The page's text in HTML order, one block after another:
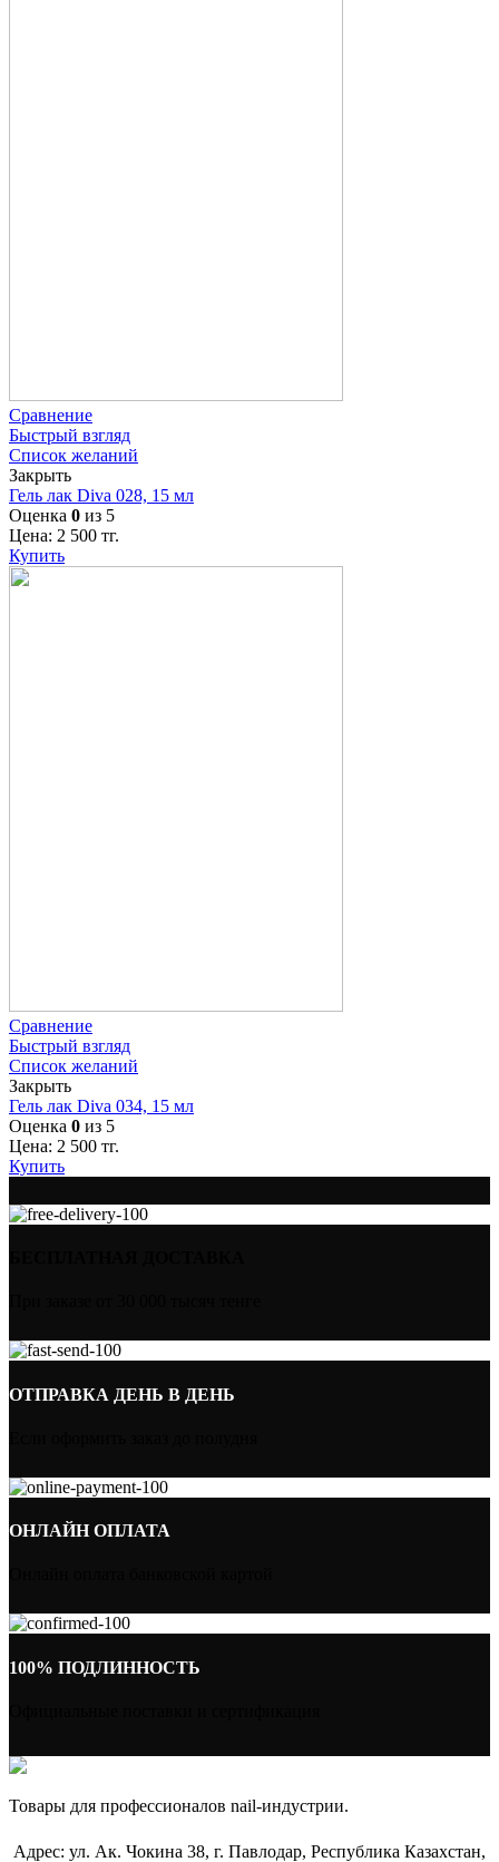
Сравнение
Быстрый взгляд
Список желаний
Закрыть
Гель лак Diva 028, 15 мл
Оценка 0 из 5
Цена: 2 500 тг.
Купить
Сравнение
Быстрый взгляд
Список желаний
Закрыть
Гель лак Diva 034, 15 мл
Оценка 0 из 5
Цена: 2 500 тг.
Купить
ОТПРАВКА ДЕНЬ В ДЕНЬ
ОНЛАЙН ОПЛАТА
100% ПОДЛИННОСТЬ
Товары для профессионалов nail-индустрии.
Адрес: ул. Ак. Чокина 38, г. Павлодар, Республика Казахстан,